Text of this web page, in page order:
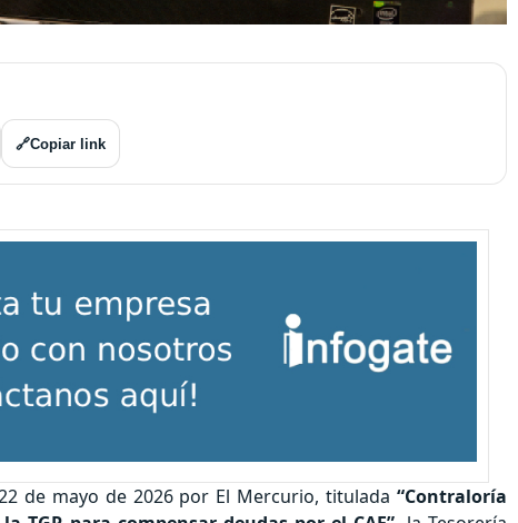
🔗Copiar link
de mayo de 2026 por El Mercurio, titulada “Contraloría